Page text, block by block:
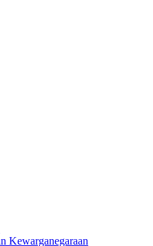
Kewarganegaraan